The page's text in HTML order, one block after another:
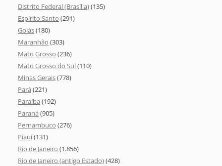
Distrito Federal (Brasília)(135)
Espírito Santo (291)
Goiás(180)
Maranhão (303)
Mato Grosso (236)
Mato Grosso do Sul(110)
Minas Gerais(778)
Pará (221)
Paraíba (192)
Paraná (905)
Pernambuco (276)
Piauí(131)
Rio de Janeiro (1.856)
Rio de Janeiro (antigo Estado)(428)